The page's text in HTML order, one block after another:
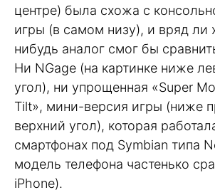
центре) была схожа с
игры (в самом низу), и вряд ли
нибудь аналог смог бы
Ни NGage (на картинке ниже
угол), ни упрощенная «Super
Tilt», мини-версия игры (ниже
верхний угол), которая
смартфонах под Symbian типа
модель телефона частенько
iPhone).